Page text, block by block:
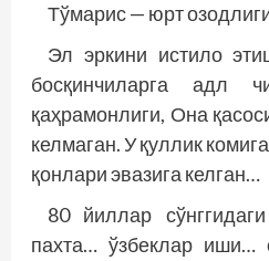
Тўмарис — юрт
Эл эркини истило
босқинчиларга адл
қаҳрамонлиги, Она
келмаган. У қуллик
қонлари эвазига келган…
80 йиллар
пахта… ўзбеклар иши…